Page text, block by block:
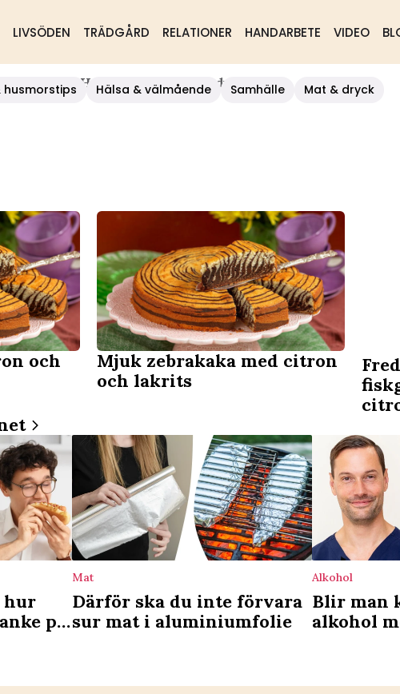
LIVSÖDEN TRÄDGÅRD RELATIONER HANDARBETE VIDEO
husmorstips Hälsa & välmående Samhälle Mat & dryck
Att Ha En Citron På Nattduksbordet
och
Mjuk zebrakaka med citron
och lakrits
hur
på
Mat
Därför ska du inte förvara
sur mat i aluminiumfolie
Alkohol
Blir man
alkohol